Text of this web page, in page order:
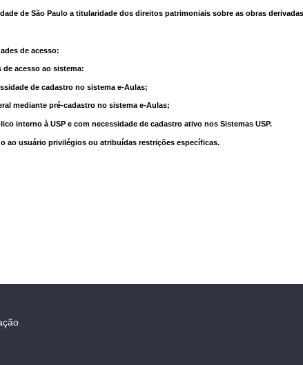
de São Paulo a titularidade dos direitos patrimoniais sobre as obras
de acesso:
de acesso ao sistema:
de cadastro no sistema e-Aulas;
mediante pré-cadastro no sistema e-Aulas;
interno à USP e com necessidade de cadastro ativo nos Sistemas USP.
ao usuário privilégios ou atribuídas restrições específicas.